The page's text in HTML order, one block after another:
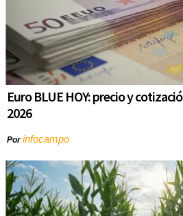
Euro BLUE HOY: precio y
2026
Porinfocampo